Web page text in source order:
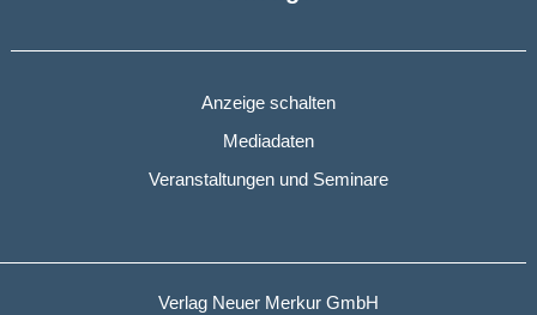
Anzeige schalten
Mediadaten
Veranstaltungen und Seminare
Verlag Neuer Merkur GmbH